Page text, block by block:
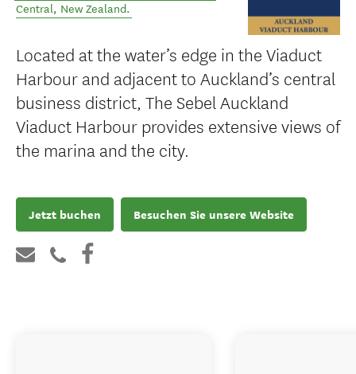
Central, New Zealand.
Located at the water’s edge in the Viaduct
Harbour and adjacent to Auckland’s central
business district, The Sebel Auckland
Viaduct Harbour provides extensive views of
the marina and the city.
Jetzt buchen Besuchen Sie unsere Website